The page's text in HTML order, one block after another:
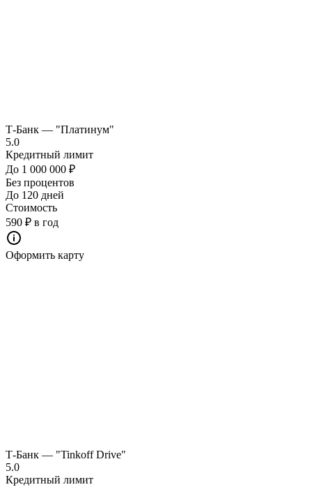
Т-Банк — "Платинум"
5.0
Кредитный лимит
До 1 000 000 ₽
Без процентов
До 120 дней
Стоимость
590 ₽ в год
Оформить карту
Т-Банк — "Tinkoff Drive"
5.0
Кредитный лимит